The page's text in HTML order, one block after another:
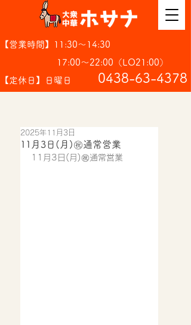
【営業時間】11:30～14:30
17:00～22:00（LO21:00）
【定休日】日曜日
​0438-63-4378
11月3日(月)㊗️通常営業
2025年11月3日
11月3日(月)㊗️通常営業